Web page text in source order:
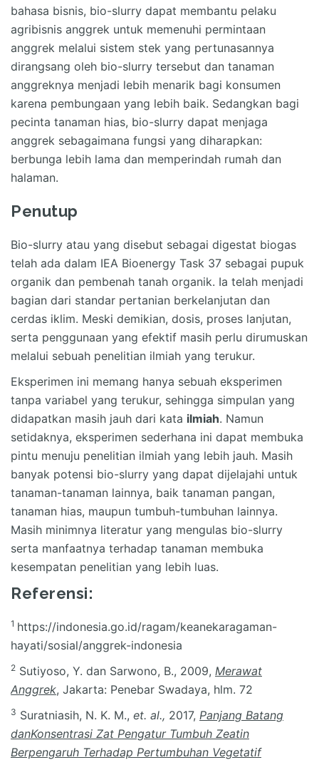
bahasa bisnis, bio-slurry dapat membantu pelaku
agribisnis anggrek untuk memenuhi permintaan
anggrek melalui sistem stek yang pertunasannya
dirangsang oleh bio-slurry tersebut dan tanaman
anggreknya menjadi lebih menarik bagi konsumen
karena pembungaan yang lebih baik. Sedangkan bagi
pecinta tanaman hias, bio-slurry dapat menjaga
anggrek sebagaimana fungsi yang diharapkan:
berbunga lebih lama dan memperindah rumah dan
halaman.
Penutup
Bio-slurry atau yang disebut sebagai digestat biogas
telah ada dalam IEA Bioenergy Task 37 sebagai pupuk
organik dan pembenah tanah organik. Ia telah menjadi
bagian dari standar pertanian berkelanjutan dan
cerdas iklim. Meski demikian, dosis, proses lanjutan,
serta penggunaan yang efektif masih perlu dirumuskan
melalui sebuah penelitian ilmiah yang terukur.
Eksperimen ini memang hanya sebuah eksperimen
tanpa variabel yang terukur, sehingga simpulan yang
didapatkan masih jauh dari kata ilmiah. Namun
setidaknya, eksperimen sederhana ini dapat membuka
pintu menuju penelitian ilmiah yang lebih jauh. Masih
banyak potensi bio-slurry yang dapat dijelajahi untuk
tanaman-tanaman lainnya, baik tanaman pangan,
tanaman hias, maupun tumbuh-tumbuhan lainnya.
Masih minimnya literatur yang mengulas bio-slurry
serta manfaatnya terhadap tanaman membuka
kesempatan penelitian yang lebih luas.
Referensi:
1 https://indonesia.go.id/ragam/keanekaragaman-
hayati/sosial/anggrek-indonesia
2 Sutiyoso, Y. dan Sarwono, B., 2009, Merawat
Anggrek, Jakarta: Penebar Swadaya, hlm. 72
3 Suratniasih, N. K. M., et. al., 2017, Panjang Batang
danKonsentrasi Zat Pengatur Tumbuh Zeatin
Berpengaruh Terhadap Pertumbuhan Vegetatif